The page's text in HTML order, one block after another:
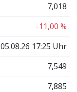
7,018
-11,00 %
05.08.26 17:25 Uhr
7,549
7,885